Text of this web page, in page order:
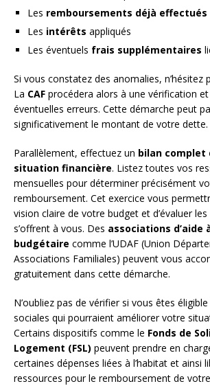
Les remboursements déjà effectués
Les intérêts appliqués
Les éventuels frais supplémentaires
Si vous constatez des anomalies, n’hésitez
La CAF procédera alors à une vérification
éventuelles erreurs. Cette démarche peut
significativement le montant de votre dette.
Parallèlement, effectuez un bilan complet
situation financière. Listez toutes vos
mensuelles pour déterminer précisément
remboursement. Cet exercice vous
vision claire de votre budget et d’évaluer
s’offrent à vous. Des associations d’aide
budgétaire comme l’UDAF (Union
Associations Familiales) peuvent vous
gratuitement dans cette démarche.
N’oubliez pas de vérifier si vous êtes éligible
sociales qui pourraient améliorer votre
Certains dispositifs comme le Fonds de
Logement (FSL) peuvent prendre en
certaines dépenses liées à l’habitat et ainsi
ressources pour le remboursement de